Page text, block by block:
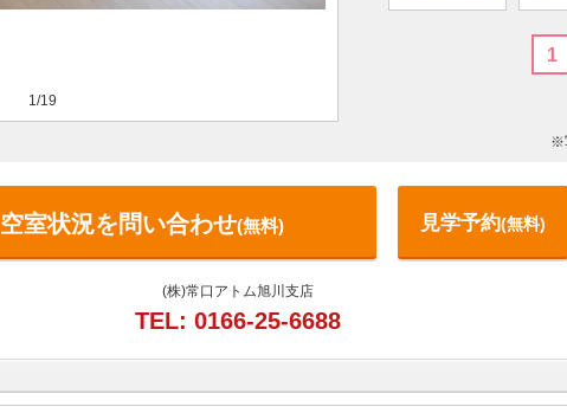
1/19
1
※
空室状況を問い合わせ(無料) 見学予約(無料)
(株)常口アトム旭川支店
TEL: 0166-25-6688